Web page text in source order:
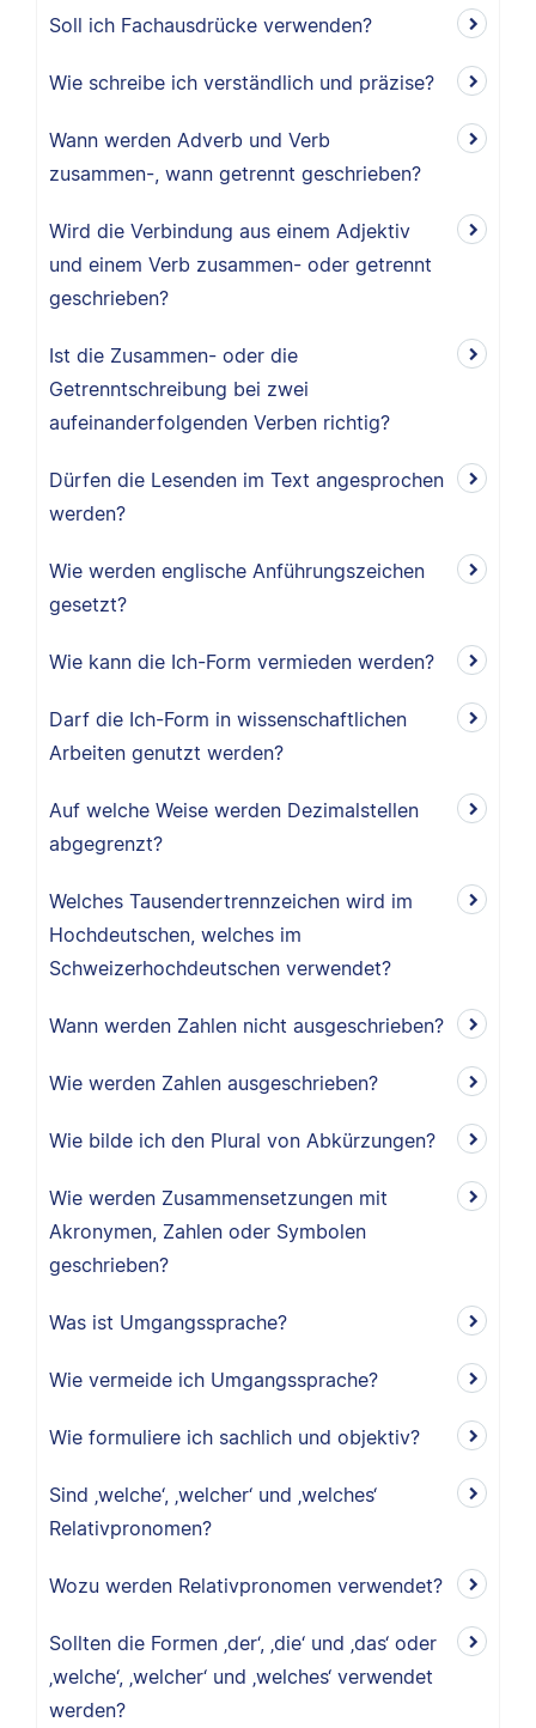
Soll ich Fachausdrücke verwenden?
Wie schreibe ich verständlich und präzise?
Wann werden Adverb und Verb
zusammen-, wann getrennt geschrieben?
Wird die Verbindung aus einem Adjektiv
und einem Verb zusammen- oder getrennt
geschrieben?
Ist die Zusammen- oder die
Getrenntschreibung bei zwei
aufeinanderfolgenden Verben richtig?
Dürfen die Lesenden im Text angesprochen
werden?
Wie werden englische Anführungszeichen
gesetzt?
Wie kann die Ich-Form vermieden werden?
Darf die Ich-Form in wissenschaftlichen
Arbeiten genutzt werden?
Auf welche Weise werden Dezimalstellen
abgegrenzt?
Welches Tausendertrennzeichen wird im
Hochdeutschen, welches im
Schweizerhochdeutschen verwendet?
Wann werden Zahlen nicht ausgeschrieben?
Wie werden Zahlen ausgeschrieben?
Wie bilde ich den Plural von Abkürzungen?
Wie werden Zusammensetzungen mit
Akronymen, Zahlen oder Symbolen
geschrieben?
Was ist Umgangssprache?
Wie vermeide ich Umgangssprache?
Wie formuliere ich sachlich und objektiv?
Sind ‚welche‘, ‚welcher‘ und ‚welches‘
Relativpronomen?
Wozu werden Relativpronomen verwendet?
Sollten die Formen ‚der‘, ‚die‘ und ‚das‘ oder
‚welche‘, ‚welcher‘ und ‚welches‘ verwendet
werden?